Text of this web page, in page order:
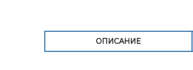
ОПИСАНИЕ